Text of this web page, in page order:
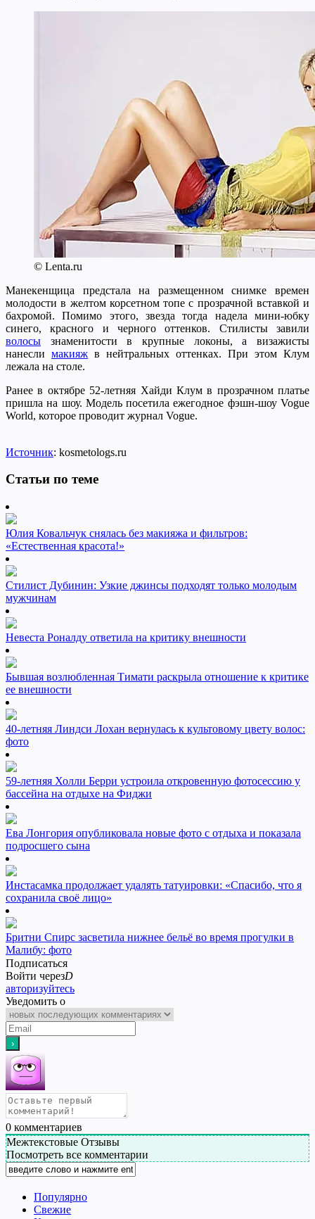
© Lenta.ru
Манекенщица предстала на размещенном снимке времен
молодости в желтом корсетном топе с прозрачной вставкой и
бахромой. Помимо этого, звезда тогда надела мини-юбку
синего, красного и черного оттенков. Стилисты завили
волосы знаменитости в крупные локоны, а визажисты
нанесли макияж в нейтральных оттенках. При этом Клум
лежала на столе.
Ранее в октябре 52-летняя Хайди Клум в прозрачном платье
пришла на шоу. Модель посетила ежегодное фэшн-шоу Vogue
World, которое проводит журнал Vogue.
Источник: kosmetologs.ru
Статьи по теме
Юлия Ковальчук снялась без макияжа и фильтров:
«Естественная красота!»
Стилист Дубинин: Узкие джинсы подходят только молодым
мужчинам
Невеста Роналду ответила на критику внешности
Бывшая возлюбленная Тимати раскрыла отношение к критике
ее внешности
40-летняя Линдси Лохан вернулась к культовому цвету волос:
фото
59-летняя Холли Берри устроила откровенную фотосессию у
бассейна на отдыхе на Фиджи
Ева Лонгория опубликовала новые фото с отдыха и показала
подросшего сына
Инстасамка продолжает удалять татуировки: «Спасибо, что я
сохранила своё лицо»
Бритни Спирс засветила нижнее бельё во время прогулки в
Малибу: фото
Подписаться
Войти черезD
авторизуйтесь
Уведомить о
0 комментариев
Межтекстовые Отзывы
Посмотреть все комментарии
Популярно
Свежие